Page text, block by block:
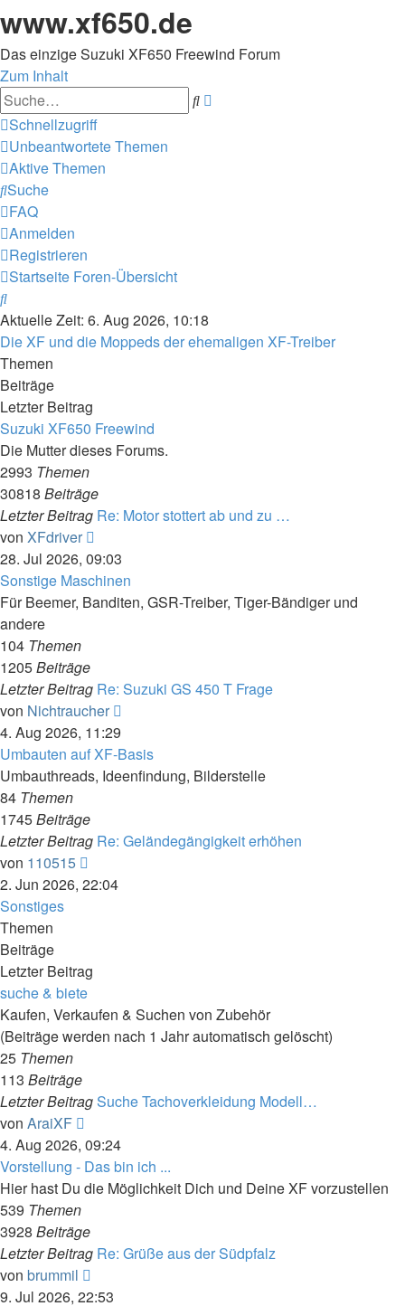
www.xf650.de
Das einzige Suzuki XF650 Freewind Forum
Zum Inhalt
Suche
Schnellzugriff
Unbeantwortete Themen
Aktive Themen
Suche
FAQ
Anmelden
Registrieren
Startseite Foren-Übersicht
Suche
Aktuelle Zeit: 6. Aug 2026, 10:18
Die XF und die Moppeds der ehemaligen XF-Treiber
Themen
Beiträge
Letzter Beitrag
Suzuki XF650 Freewind
Die Mutter dieses Forums.
2993 Themen
30818 Beiträge
Letzter Beitrag Re: Motor stottert ab und zu …
von XFdriver
Beitrag
28. Jul 2026, 09:03
Sonstige Maschinen
Für Beemer, Banditen, GSR-Treiber, Tiger-Bändiger und
andere
104 Themen
1205Beiträge
Letzter Beitrag Re: Suzuki GS 450 T Frage
von Nichtraucher
4. Aug 2026, 11:29
Umbauten auf XF-Basis
Umbauthreads, Ideenfindung, Bilderstelle
84 Themen
1745Beiträge
Letzter Beitrag Re: Geländegängigkeit erhöhen
von 110515
Beitrag
2. Jun 2026, 22:04
Sonstiges
Themen
Beiträge
Letzter Beitrag
suche & biete
Kaufen, Verkaufen & Suchen von Zubehör
(Beiträge werden nach 1 Jahr automatisch gelöscht)
25 Themen
113 Beiträge
Letzter BeitragSuche Tachoverkleidung Modell…
von AraiXF
Beitrag
4. Aug 2026, 09:24
Vorstellung - Das bin ich ...
Hier hast Du die Möglichkeit Dich und Deine XF vorzustellen
539 Themen
3928 Beiträge
Letzter Beitrag Re: Grüße aus der Südpfalz
von brummil
Beitrag
9. Jul 2026, 22:53